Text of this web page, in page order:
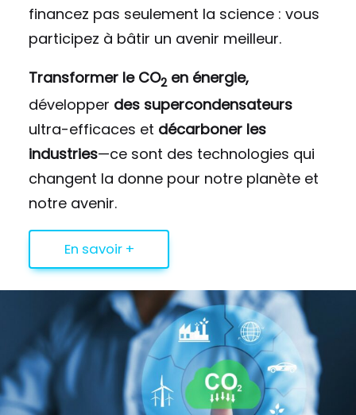
financez pas seulement la science : vous
participez à bâtir un avenir meilleur.
Transformer le CO2 en énergie,
développer des supercondensateurs
ultra-efficaces et décarboner les
industries—ce sont des technologies qui
changent la donne pour notre planète et
notre avenir.
En savoir +